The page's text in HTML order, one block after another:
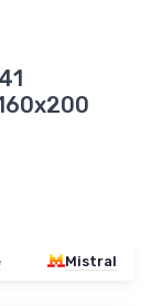
Mistral